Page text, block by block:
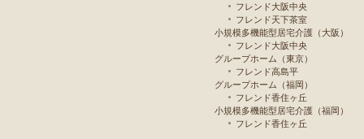
フレンド大阪中央
フレンド天下茶室
小規模多機能型居宅介護（大阪）
フレンド大阪中央
グループホーム（東京）
フレンド高島平
グループホーム（福岡）
フレンド香住ヶ丘
小規模多機能型居宅介護（福岡）
フレンド香住ヶ丘